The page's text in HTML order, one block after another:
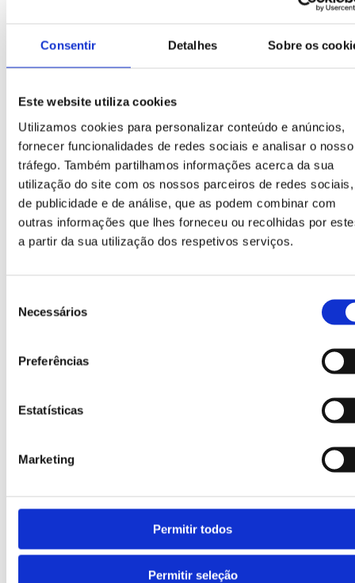
Consentir Detalhes Sobre os
Este website utiliza cookies
Utilizamos cookies para personalizar conteúdo e anúncios,
fornecer funcionalidades de redes sociais e analisar o nosso
tráfego. Também partilhamos informações acerca da sua
utilização do site com os nossos parceiros de redes sociais,
de publicidade e de análise, que as podem combinar com
outras informações que lhes forneceu ou recolhidas por
a partir da sua utilização dos respetivos serviços.
Necessários
Preferências
Estatísticas
Marketing
Permitir todos
Permitir seleção
Boca de papel
Bocas concebidas especialmente para a recolha
de papel e cartão, dimensão disponível: 890 mm x
200 mm